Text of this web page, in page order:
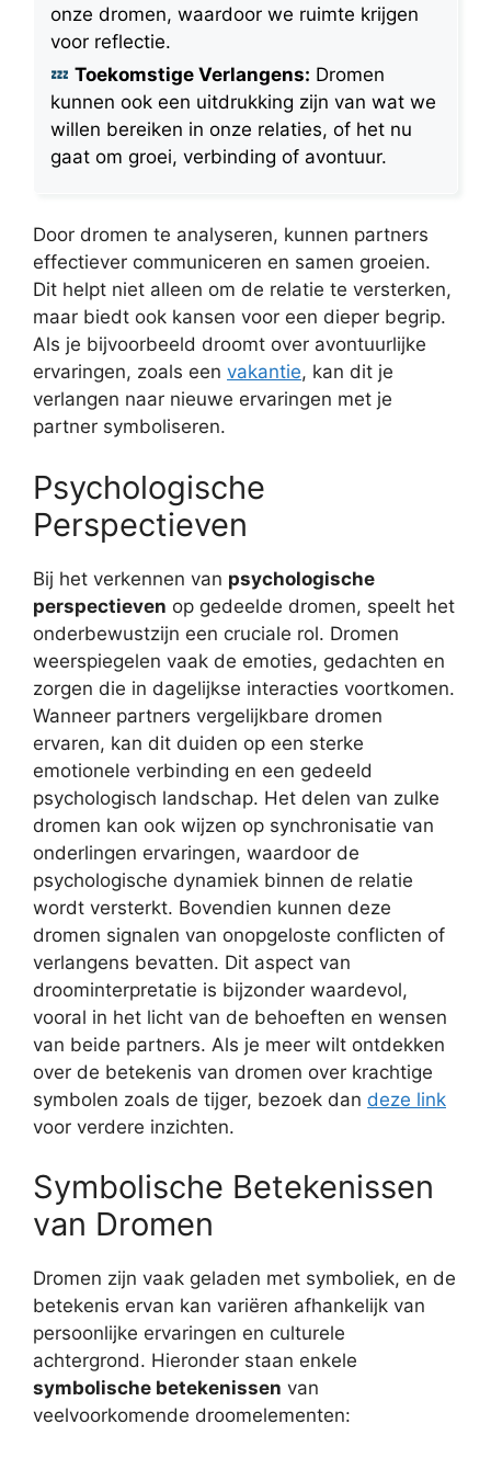
onze dromen, waardoor we ruimte krijgen
voor reflectie.
Toekomstige Verlangens: Dromen
kunnen ook een uitdrukking zijn van wat we
willen bereiken in onze relaties, of het nu
gaat om groei, verbinding of avontuur.
Door dromen te analyseren, kunnen partners
effectiever communiceren en samen groeien.
Dit helpt niet alleen om de relatie te versterken,
maar biedt ook kansen voor een dieper begrip.
Als je bijvoorbeeld droomt over avontuurlijke
ervaringen, zoals een vakantie, kan dit je
verlangen naar nieuwe ervaringen met je
partner symboliseren.
Psychologische
Perspectieven
Bij het verkennen van psychologische
perspectieven op gedeelde dromen, speelt het
onderbewustzijn een cruciale rol. Dromen
weerspiegelen vaak de emoties, gedachten en
zorgen die in dagelijkse interacties voortkomen.
Wanneer partners vergelijkbare dromen
ervaren, kan dit duiden op een sterke
emotionele verbinding en een gedeeld
psychologisch landschap. Het delen van zulke
dromen kan ook wijzen op synchronisatie van
onderlingen ervaringen, waardoor de
psychologische dynamiek binnen de relatie
wordt versterkt. Bovendien kunnen deze
dromen signalen van onopgeloste conflicten of
verlangens bevatten. Dit aspect van
droominterpretatie is bijzonder waardevol,
vooral in het licht van de behoeften en wensen
van beide partners. Als je meer wilt ontdekken
over de betekenis van dromen over krachtige
symbolen zoals de tijger, bezoek dan deze link
voor verdere inzichten.
Symbolische Betekenissen
van Dromen
Dromen zijn vaak geladen met symboliek, en de
betekenis ervan kan variëren afhankelijk van
persoonlijke ervaringen en culturele
achtergrond. Hieronder staan enkele
symbolische betekenissen van
veelvoorkomende droomelementen: